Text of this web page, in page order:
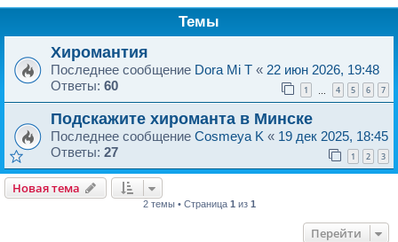
Темы
Хиромантия
Последнее сообщение Dora Mi T « 22 июн 2026, 19:48
Ответы: 60 1 4 5 6 7
Подскажите хироманта в Минске
Последнее сообщение Cosmeya K « 19 дек 2025, 18:45
Ответы: 27 1 2 3
Новая тема
2 темы • Страница 1 из 1
Перейти